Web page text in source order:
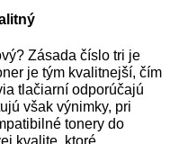
Zásada číslo tri je
je tým kvalitnejší, čím
tlačiarní odporúčajú
však výnimky, pri
tonery do
kvalite, ktoré